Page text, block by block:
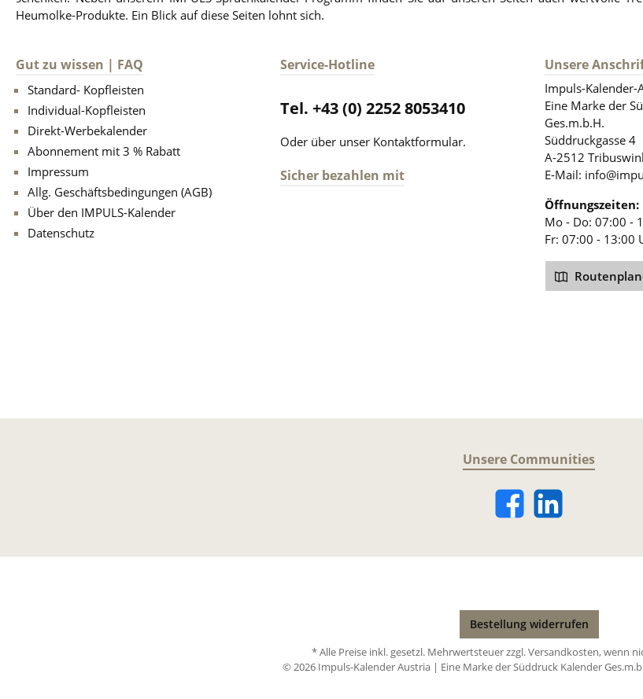
Heumolke-Produkte. Ein Blick auf diese Seiten lohnt sich.
Gut zu wissen | FAQ
Standard- Kopfleisten
Individual-Kopfleisten
Direkt-Werbekalender
Abonnement mit 3 % Rabatt
Impressum
Allg. Geschäftsbedingungen (AGB)
Über den IMPULS-Kalender
Datenschutz
Service-Hotline
Tel. +43 (0) 2252 8053410
Oder über unser Kontaktformular.
Sicher bezahlen mit
Unsere
Impuls-Kalender-
Eine Marke der
Ges.m.b.H.
Süddruckgasse 4
A-2512
E-Mail:
Öffnungszeiten:
Mo - Do: 07:00 -
Fr: 07:00 - 13:00
Unsere Communities
Bestellung widerrufen
* Alle Preise inkl. gesetzl. Mehrwertsteuer zzgl.Versandkosten, wenn
© 2026 Impuls-Kalender Austria | Eine Marke der Süddruck Kalender